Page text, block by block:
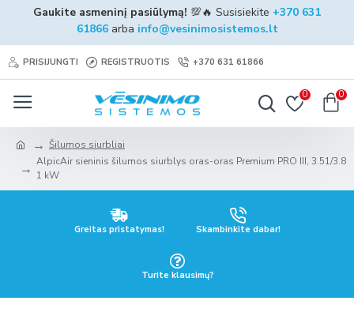
Gaukite asmeninį pasiūlymą! 💯🔥 Susisiekite +370 631
61866arba info@vesinimosistemos.lt
PRISIJUNGTI REGISTRUOTIS +370 631 61866
0 0
Šilumos siurbliai
AlpicAir sieninis šilumos siurblys oras-oras Premium PRO III, 3.51/3.8
1 kW
Greitas pristatymas! Skambinkite dabar!
Turite klausimų?